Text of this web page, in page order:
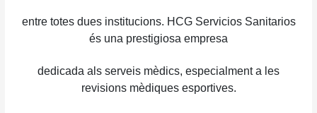
entre totes dues institucions. HCG Servicios Sanitarios
és una prestigiosa empresa
dedicada als serveis mèdics, especialment a les
revisions mèdiques esportives.